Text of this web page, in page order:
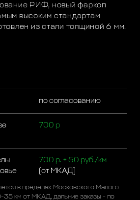
РИФ, новый фаркоп
высоким стандартам
из стали толщиной 6 мм.
по согласованию
700 р
700 р. + 50 руб./км
(от МКАД)
в пределах Московского Малого
35 км от МКАД, дальние заказы - по